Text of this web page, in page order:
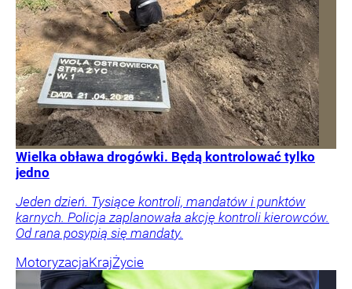
Wielka obława drogówki. Będą kontrolować tylko
jedno
Jeden dzień. Tysiące kontroli, mandatów i punktów
karnych. Policja zaplanowała akcję kontroli kierowców.
Od rana posypią się mandaty.
MotoryzacjaKrajŻycie